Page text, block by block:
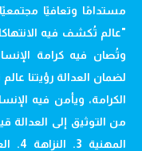
مستدامًا وتعافيًا
"عالم تُكشف فيه
وتُصان فيه كرامة
لضمان العدالة رؤيتنا
الكرامة، ويأمن فيه